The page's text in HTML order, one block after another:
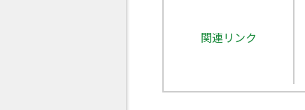
関連リンク